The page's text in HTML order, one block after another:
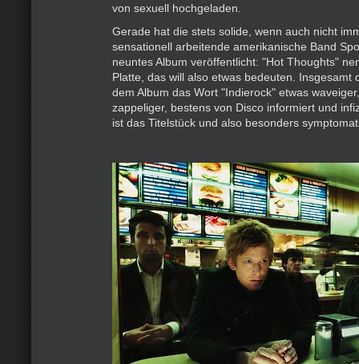
von sexuell hochgeladen.
Gerade hat die stets solide, wenn auch nicht
sensationell arbeitende amerikanische Band
neuntes Album veröffentlicht: "Hot Thoughts"
Platte, das will also etwas bedeuten. Insgesamt
dem Album das Wort "Indierock" etwas
zappeliger, bestens von Disco informiert und
ist das Titelstück und also besonders